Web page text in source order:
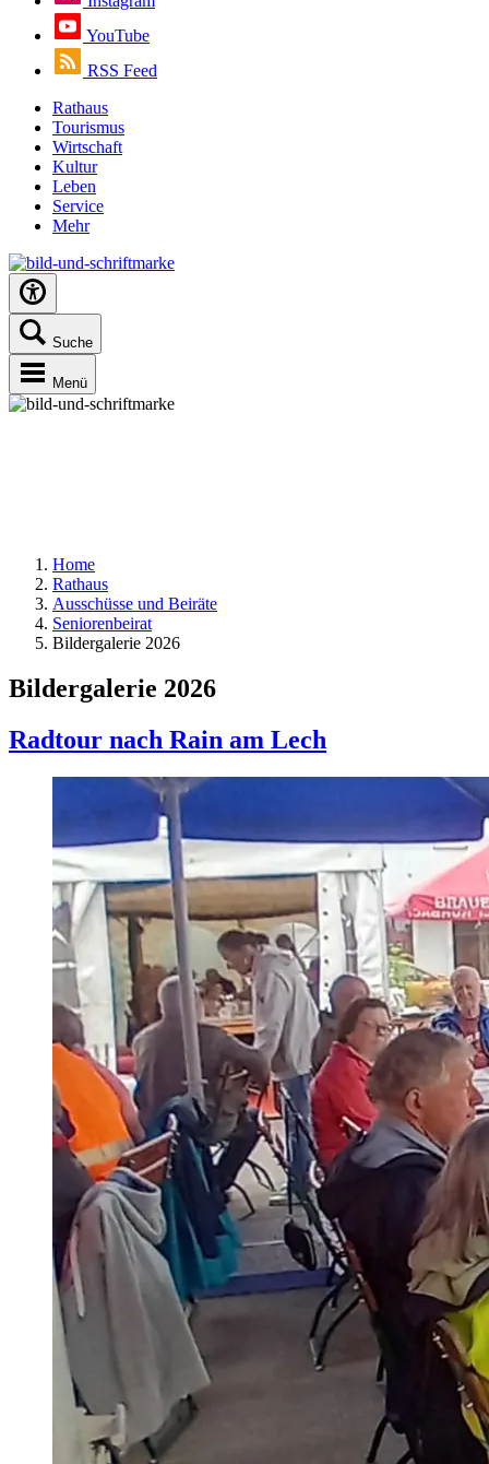
YouTube
RSS Feed
Rathaus
Tourismus
Wirtschaft
Kultur
Leben
Service
Mehr
Suche
Menü
Home
Rathaus
Ausschüsse und Beiräte
Seniorenbeirat
Bildergalerie 2026
Bildergalerie 2026
Radtour nach Rain am Lech